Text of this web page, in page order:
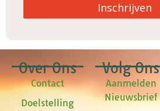
Inschrijven
Over Ons
Contact
Doelstelling
Volg Ons
Aanmelden
Nieuwsbrief